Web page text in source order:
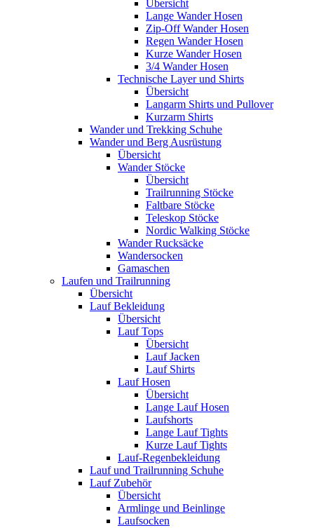
Übersicht
Lange Wander Hosen
Zip-Off Wander Hosen
Regen Wander Hosen
Kurze Wander Hosen
3/4 Wander Hosen
Technische Layer und Shirts
Übersicht
Langarm Shirts und Pullover
Kurzarm Shirts
Wander und Trekking Schuhe
Wander und Berg Ausrüstung
Übersicht
Wander Stöcke
Übersicht
Trailrunning Stöcke
Faltbare Stöcke
Teleskop Stöcke
Nordic Walking Stöcke
Wander Rucksäcke
Wandersocken
Gamaschen
Laufen und Trailrunning
Übersicht
Lauf Bekleidung
Übersicht
Lauf Tops
Übersicht
Lauf Jacken
Lauf Shirts
Lauf Hosen
Übersicht
Lange Lauf Hosen
Laufshorts
Lange Lauf Tights
Kurze Lauf Tights
Lauf-Regenbekleidung
Lauf und Trailrunning Schuhe
Lauf Zubehör
Übersicht
Armlinge und Beinlinge
Laufsocken